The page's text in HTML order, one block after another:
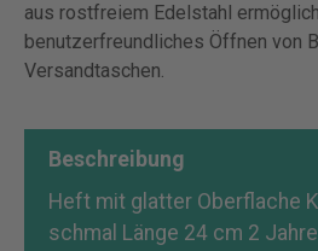
aus rostfreiem Edelstahl
benutzerfreundliches Öffnen von
Versandtaschen.
Beschreibung
Heft mit glatter Oberflache
schmal Länge 24 cm 2